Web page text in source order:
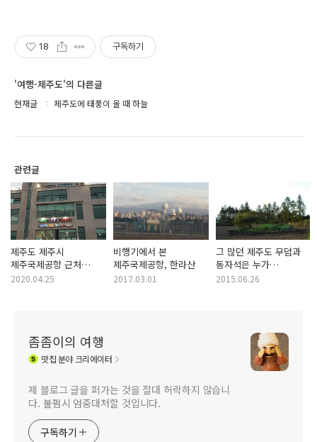
18 구독하기
'여행-제주도'의 다른글
현재글 제주도에 태풍이 올 때 하늘
관련글
제주도 제주시
제주국제공항 근처
24시간 찜질방 -
2020.04.25
비행기에서 본
제주국제공항, 한라산
2017.03.01
그 많던 제주도 무덤과
동자석은 누가
가져갔을까
2015.06.26
좀좀이의 여행
맛집분야 크리에이터
제 블로그 글을 퍼가는 것을 절대 허락하지 않습니
다. 불펌시 엄중대처할 것입니다.
구독하기